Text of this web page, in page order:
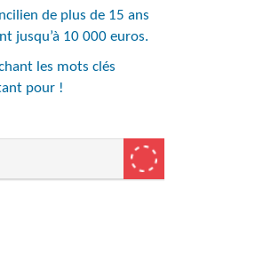
de plus de 15 ans
jusqu’à 10 000 euros.
les mots clés
pour !